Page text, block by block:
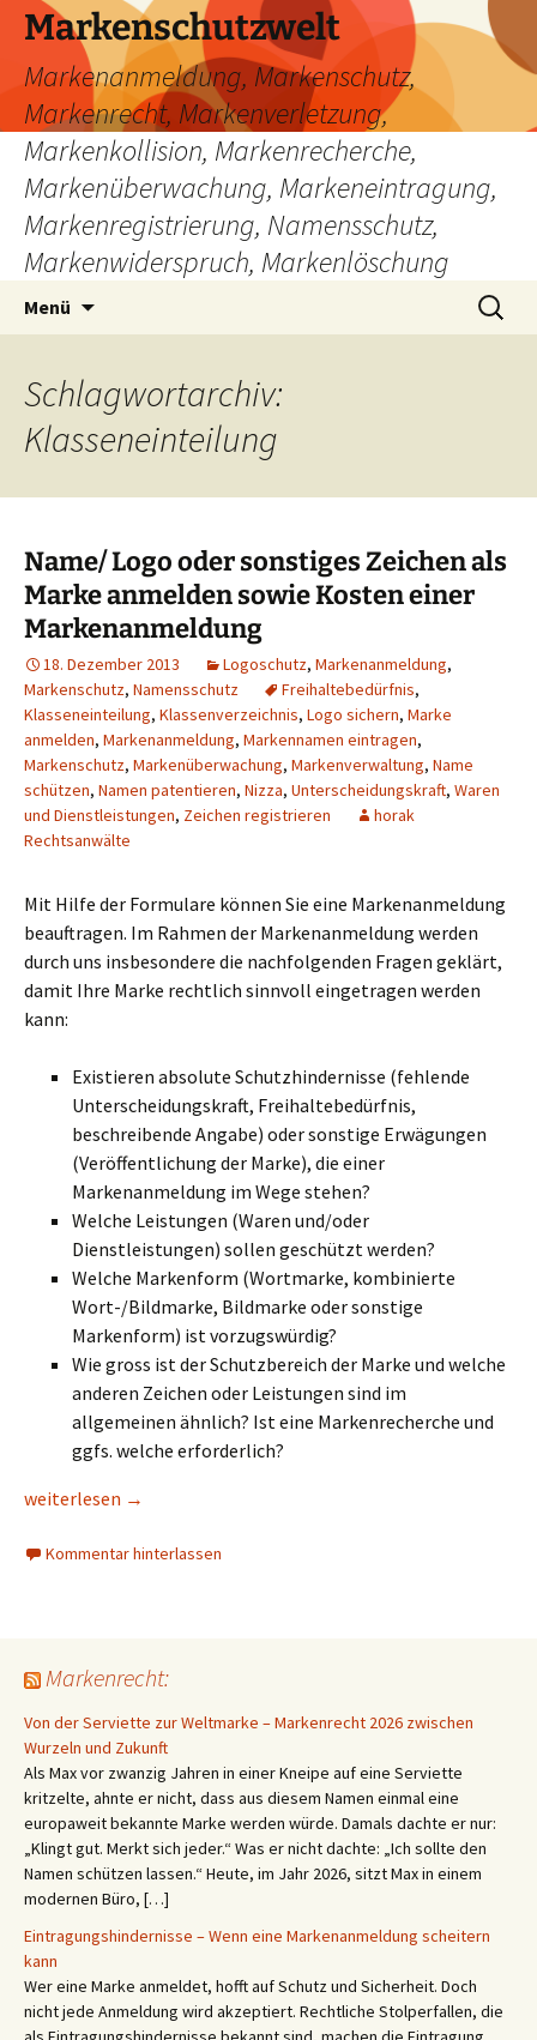
Zum
Inhalt
springen
Markenschutzwelt
Markenanmeldung, Markenschutz,
Markenrecht, Markenverletzung,
Markenkollision, Markenrecherche,
Markenüberwachung, Markeneintragung,
Markenregistrierung, Namensschutz,
Markenwiderspruch, Markenlöschung
Menü
Suchen
nach:
Schlagwortarchiv:
Klasseneinteilung
Name/ Logo oder sonstiges Zeichen als
Marke anmelden sowie Kosten einer
Markenanmeldung
18. Dezember 2013 Logoschutz, Markenanmeldung,
Markenschutz, Namensschutz Freihaltebedürfnis,
Klasseneinteilung, Klassenverzeichnis, Logo sichern, Marke
anmelden, Markenanmeldung, Markennamen eintragen,
Markenschutz, Markenüberwachung, Markenverwaltung, Name
schützen, Namen patentieren, Nizza, Unterscheidungskraft, Waren
und Dienstleistungen, Zeichen registrieren
horak
Rechtsanwälte
Mit Hilfe der Formulare können Sie eine Markenanmeldung
beauftragen. Im Rahmen der Markenanmeldung werden
durch uns insbesondere die nachfolgenden Fragen geklärt,
damit Ihre Marke rechtlich sinnvoll eingetragen werden
kann:
Existieren absolute Schutzhindernisse (fehlende
Unterscheidungskraft, Freihaltebedürfnis,
beschreibende Angabe) oder sonstige Erwägungen
(Veröffentlichung der Marke), die einer
Markenanmeldung im Wege stehen?
Welche Leistungen (Waren und/oder
Dienstleistungen) sollen geschützt werden?
Welche Markenform (Wortmarke, kombinierte
Wort-/Bildmarke, Bildmarke oder sonstige
Markenform) ist vorzugswürdig?
Wie gross ist der Schutzbereich der Marke und welche
anderen Zeichen oder Leistungen sind im
allgemeinen ähnlich? Ist eine Markenrecherche und
ggfs. welche erforderlich?
Name/ Logo oder sonstiges Zeichen als Marke anmelden
weiterlesen →
Kommentar hinterlassen
Markenrecht:
Von der Serviette zur Weltmarke – Markenrecht 2026 zwischen
Wurzeln und Zukunft
Als Max vor zwanzig Jahren in einer Kneipe auf eine Serviette
kritzelte, ahnte er nicht, dass aus diesem Namen einmal eine
europaweit bekannte Marke werden würde. Damals dachte er nur:
„Klingt gut. Merkt sich jeder.“ Was er nicht dachte: „Ich sollte den
Namen schützen lassen.“ Heute, im Jahr 2026, sitzt Max in einem
modernen Büro, […]
Eintragungshindernisse – Wenn eine Markenanmeldung scheitern
kann
Wer eine Marke anmeldet, hofft auf Schutz und Sicherheit. Doch
nicht jede Anmeldung wird akzeptiert. Rechtliche Stolperfallen, die